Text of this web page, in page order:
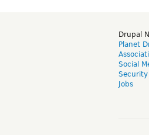
Drupal
Planet
Social
Jobs